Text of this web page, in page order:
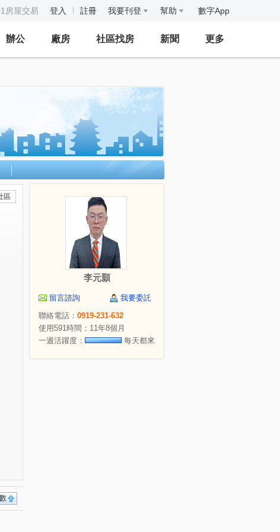
房屋交易 登入 註冊 我要刊登 幫助 數字App
辦公 廠房 社區找房 新聞 更多
區
李元顥
留言諮詢
我要委託
聯絡電話： 0919-231-632
使用591時間：11年8個月
一週活躍度：
每天都來